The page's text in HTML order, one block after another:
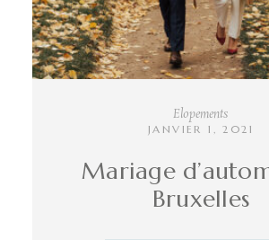
Elopements
JANVIER 1, 2021
Mariage
Bruxelles